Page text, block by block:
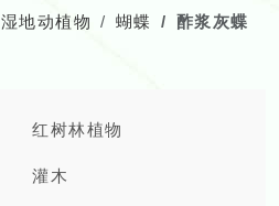
湿地动植物 蝴蝶 酢浆灰蝶
红树林植物
灌木